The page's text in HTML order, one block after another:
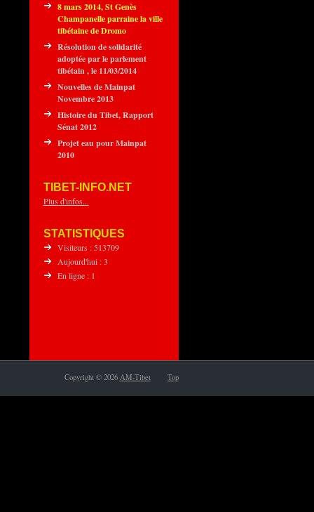
8 mars 2014, St Genès
Champanelle parraine la ville
tibétaine de Dromo
Résolution de solidarité
adoptée par le parlement
tibétain , le 11/03/2014
Nouvelles de Mainpat
Novembre 2013
Histoire du Tibet, Rapport
Sénat 2012
Projet eau pour Mainpat
2010
TIBET-INFO.NET
Plus d'infos...
STATISTIQUES
Visiteurs : 513709
Aujourd'hui : 3
En ligne : 1
Copyright © 2026 AM-Tibet Top